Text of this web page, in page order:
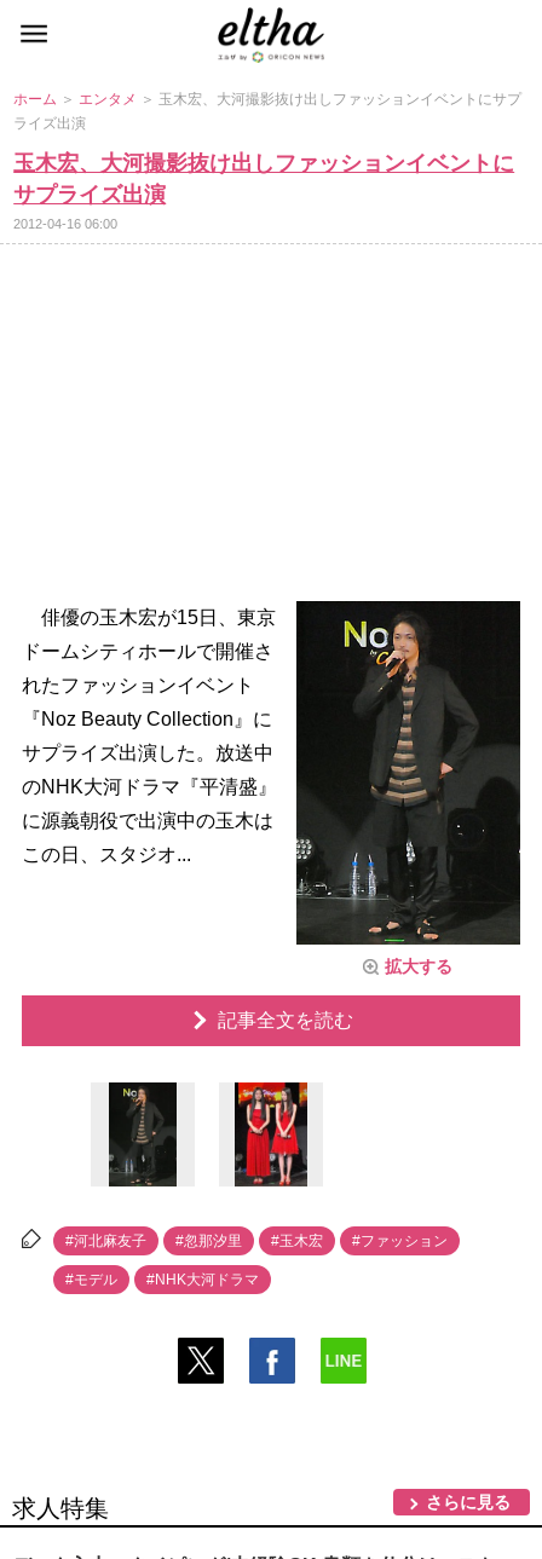
ホーム ＞ エンタメ ＞ 玉木宏、大河撮影抜け出しファッションイベントにサプ
ライズ出演
玉木宏、大河撮影抜け出しファッションイベントに
サプライズ出演
2012-04-16 06:00
拡大する
俳優の玉木宏が15日、東京
ドームシティホールで開催さ
れたファッションイベント
『Noz Beauty Collection』に
サプライズ出演した。放送中
のNHK大河ドラマ『平清盛』
に源義朝役で出演中の玉木は
この日、スタジオ...
記事全文を読む
#河北麻友子 #忽那汐里 #玉木宏 #ファッション
#モデル #NHK大河ドラマ
求人特集 さらに見る